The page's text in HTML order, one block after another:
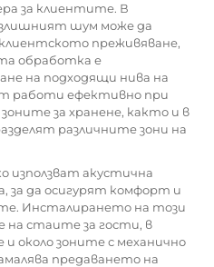
за клиентите. В
шум може да
преживяване,
обработка е
на подходящи нива на
работи ефективно при
за хранене, както и в
различните зони на
акустична
за да осигурят комфорт и
Инсталирането на този
стаите за гости, в
около зоните с механично
предаването на